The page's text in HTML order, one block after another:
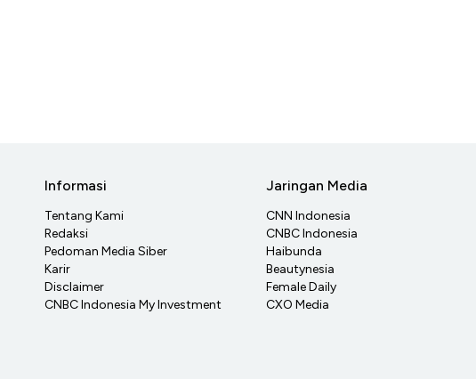
Informasi
Tentang Kami
Redaksi
Pedoman Media Siber
Karir
Disclaimer
CNBC Indonesia My Investment
Jaringan Media
CNN Indonesia
CNBC Indonesia
Haibunda
Beautynesia
Female Daily
CXO Media